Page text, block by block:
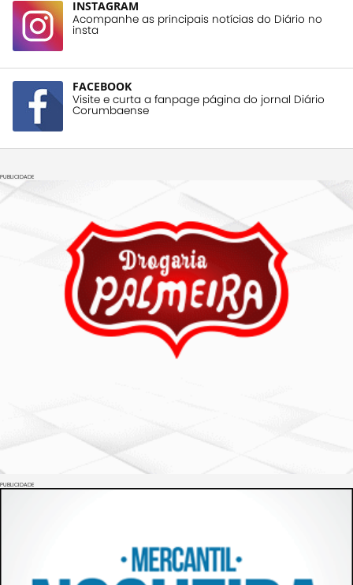
INSTAGRAM
Acompanhe as principais notícias do Diário no
insta
FACEBOOK
Visite e curta a fanpage página do jornal Diário
Corumbaense
PUBLICIDADE
PUBLICIDADE